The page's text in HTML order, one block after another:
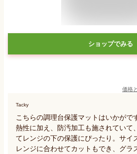
ショップでみる
価格
Tacky
こちらの調理台保護マットはいかが
熱性に加え、防汚加工も施されていて
てレンジの下の保護にぴったり。サイ
レンジに合わせてカットもでき、グラ